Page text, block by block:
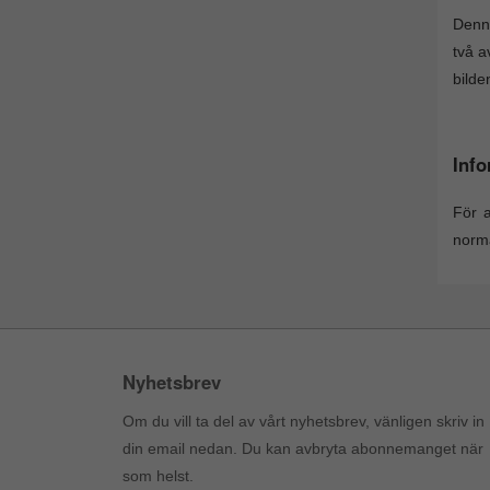
två
För
Nyhetsbrev
Om du vill ta del av vårt nyhetsbrev, vänligen skriv in
din email nedan. Du kan avbryta abonnemanget när
som helst.